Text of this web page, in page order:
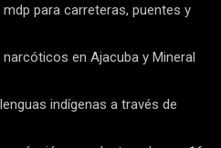
para carreteras, puentes y
en Ajacuba y Mineral
indígenas a través de